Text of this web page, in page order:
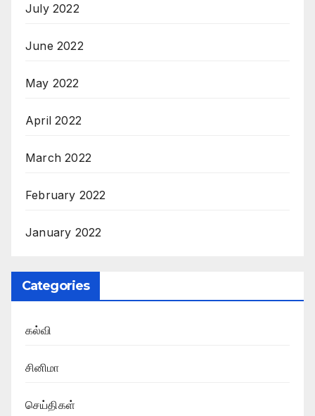
July 2022
June 2022
May 2022
April 2022
March 2022
February 2022
January 2022
Categories
கல்வி
சினிமா
செய்திகள்